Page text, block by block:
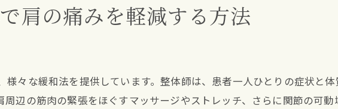
心身の健康を維持し生活の質を高める方法
痛みから解放される整体施術のプロセス
肩痛解放に与える安心感
肩の痛みを軽減する方法
々な緩和法を提供しています。整体師は、患者一人ひとりの症状と
辺の筋肉の緊張をほぐすマッサージやストレッチ、さらに関節の可